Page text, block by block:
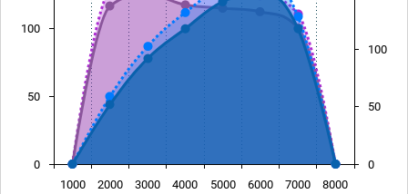
1000 2000 3000 4000 5000 6000 7000 8000
0
50
100
0
50
100